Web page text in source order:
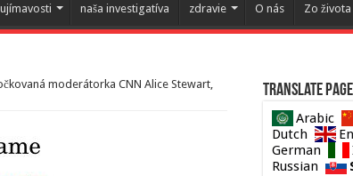
naša investigatíva zdravie O nás Zo
moderátorka CNN Alice Stewart,
Translate page
Arabic
Dutch
German
Russian